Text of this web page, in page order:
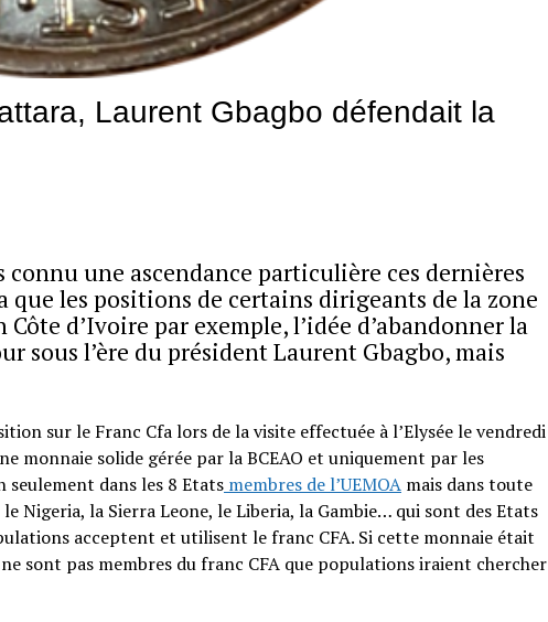
Laurent Gbagbo défendait la
une ascendance particulière ces dernières
que les positions de certains dirigeants de la zone
d’Ivoire par exemple, l’idée d’abandonner la
sous l’ère du président Laurent Gbagbo, mais
sur le Franc Cfa lors de la visite effectuée à l’Elysée le vendredi
monnaie solide gérée par la BCEAO et uniquement par les
seulement dans les 8 Etatsmembres de l’UEMOAmais dans toute
Nigeria, la Sierra Leone, le Liberia, la Gambie… qui sont des Etats
acceptent et utilisent le franc CFA. Si cette monnaie était
sont pas membres du franc CFA que populations iraient chercher